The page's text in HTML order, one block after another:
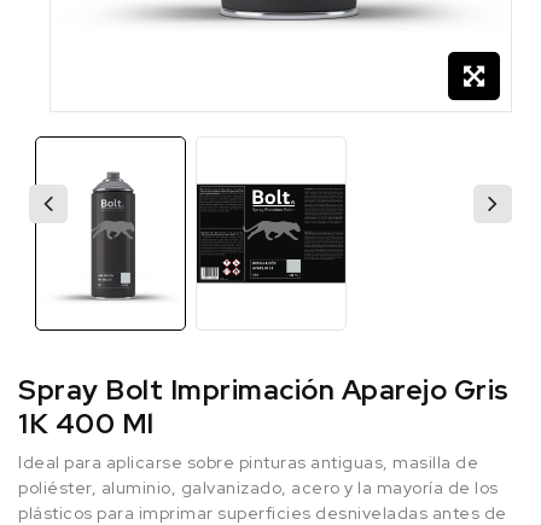
Spray Bolt Imprimación Aparejo Gris
1K 400 Ml
Ideal para aplicarse sobre pinturas antiguas, masilla de
poliéster, aluminio, galvanizado, acero y la mayoría de los
plásticos para imprimar superficies desniveladas antes de